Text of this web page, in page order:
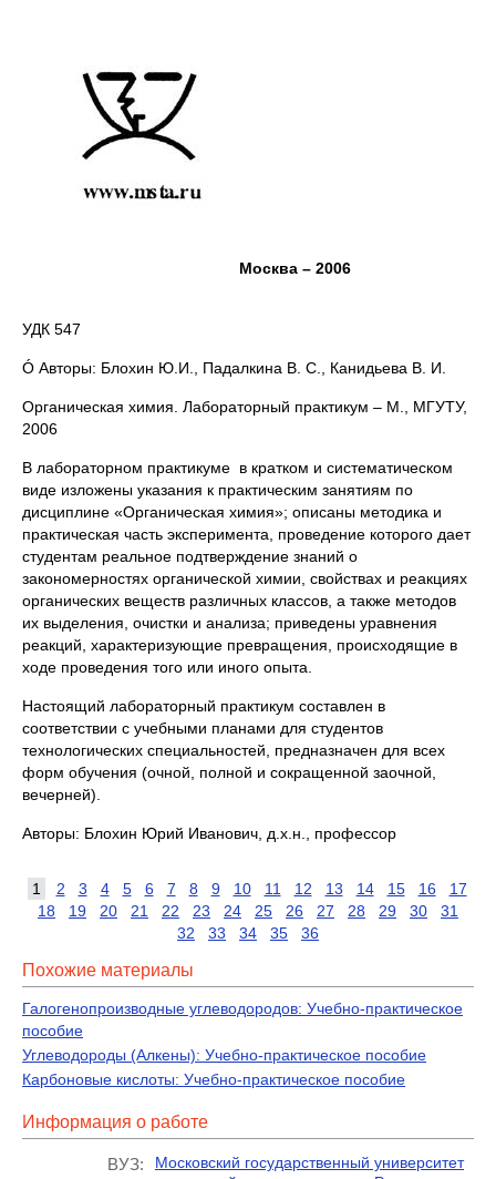
Москва – 2006
УДК 547
Ó Авторы: Блохин Ю.И., Падалкина В. С., Канидьева В. И.
Органическая химия. Лабораторный практикум – М., МГУТУ,
2006
В лабораторном практикуме в кратком и систематическом
виде изложены указания к практическим занятиям по
дисциплине «Органическая химия»; описаны методика и
практическая часть эксперимента, проведение которого дает
студентам реальное подтверждение знаний о
закономерностях органической химии, свойствах и реакциях
органических веществ различных классов, а также методов
их выделения, очистки и анализа; приведены уравнения
реакций, характеризующие превращения, происходящие в
ходе проведения того или иного опыта.
Настоящий лабораторный практикум составлен в
соответствии с учебными планами для студентов
технологических специальностей, предназначен для всех
форм обучения (очной, полной и сокращенной заочной,
вечерней).
Авторы: Блохин Юрий Иванович, д.х.н., профессор
1 2 3 4 5 6 7 8 9 10 11 12 13 14 15 16
17
18
19 20 21 22 23 24 25 26 27 28 29 30
31
32
33 34 35 36
Похожие материалы
Галогенопроизводные углеводородов: Учебно-практическое
пособие
Углеводороды (Алкены): Учебно-практическое пособие
Карбоновые кислоты: Учебно-практическое пособие
Информация о работе
ВУЗ:
Московский государственный университет